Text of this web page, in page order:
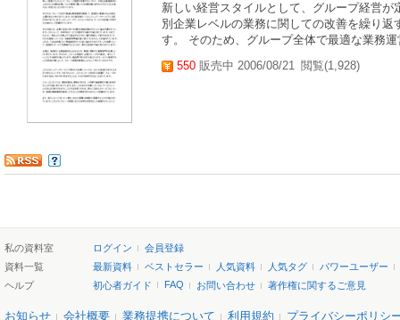
新しい経営スタイルとして、グループ経営
別企業レベルの業務に関しての改善を繰り
す。 そのため、グループ全体で最適な業務
550 販売中 2006/08/21 閲覧(1,928)
私の資料室 ログイン
会員登録
資料一覧
最新資料 ベストセラー 人気資料 人気タグ
パワーユーザー
ヘルプ
初心者ガイド FAQ お問い合わせ 著作権に関するご意見
お知らせ 会社概要 業務提携について 利用規約 プライバシーポリシ